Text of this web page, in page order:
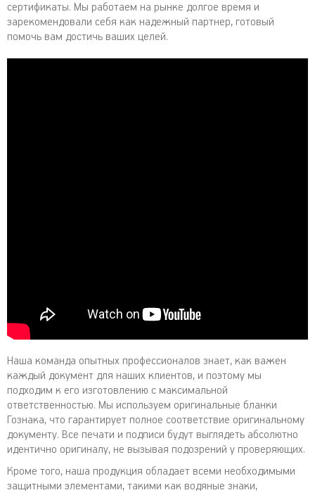
сертификаты. Мы работаем на рынке долгое время и
зарекомендовали себя как надежный партнер, готовый
помочь вам достичь ваших целей.
Наша команда опытных профессионалов знает, как важен
каждый документ для наших клиентов, и поэтому мы
подходим к его изготовлению с максимальной
ответственностью. Мы используем оригинальные бланки
Гознака, что гарантирует полное соответствие оригинальному
документу. Все печати и подписи будут выглядеть абсолютно
идентично оригиналу, не вызывая подозрений у проверяющих.
Кроме того, наша продукция обладает всеми необходимыми
защитными элементами, такими как водяные знаки,